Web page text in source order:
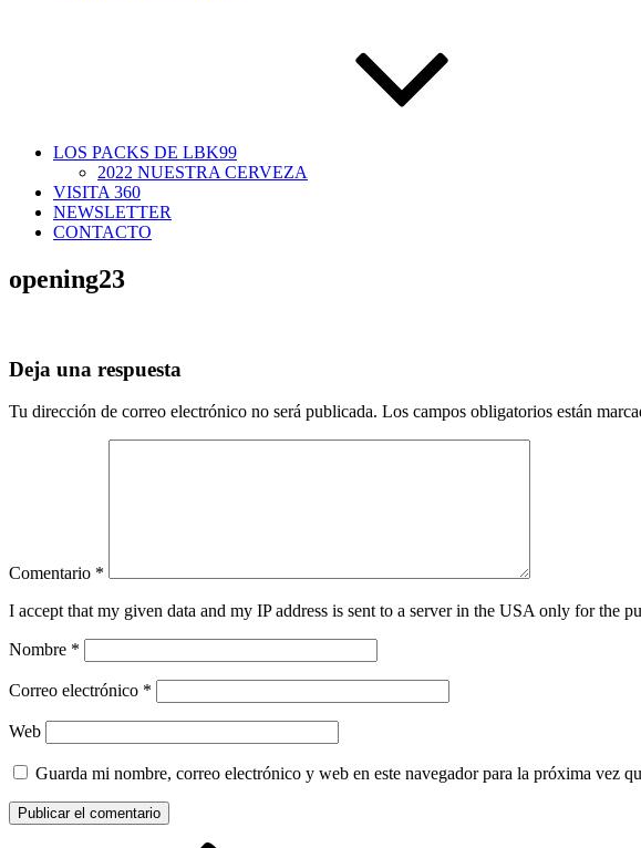
LOS PACKS DE LBK99
2022 NUESTRA CERVEZA
VISITA 360
NEWSLETTER
CONTACTO
opening23
Deja una respuesta
Tu dirección de correo electrónico no será publicada. Los campos obligatorios están
Comentario *
I accept that my given data and my IP address is sent to a server in the USA only for the
Nombre *
Correo electrónico *
Web
Guarda mi nombre, correo electrónico y web en este navegador para la próxima vez